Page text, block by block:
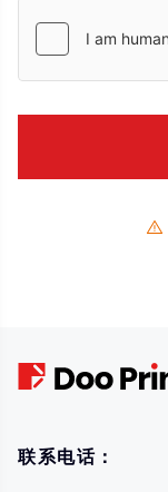
联系电话：